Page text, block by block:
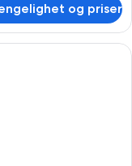
og priser
| Senger med